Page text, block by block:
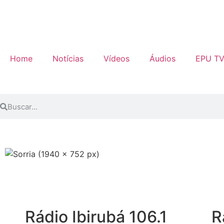
Home Notícias Vídeos Áudios EPU TV
Rádio Ibirubá 106.1